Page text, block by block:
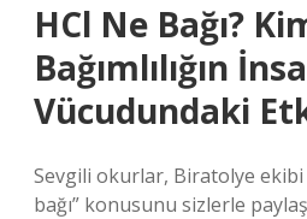
HCl Ne Bağı?
Bağımlılığın
Vücudundaki
Sevgili okurlar, Biratolye
bağı” konusunu sizlerle